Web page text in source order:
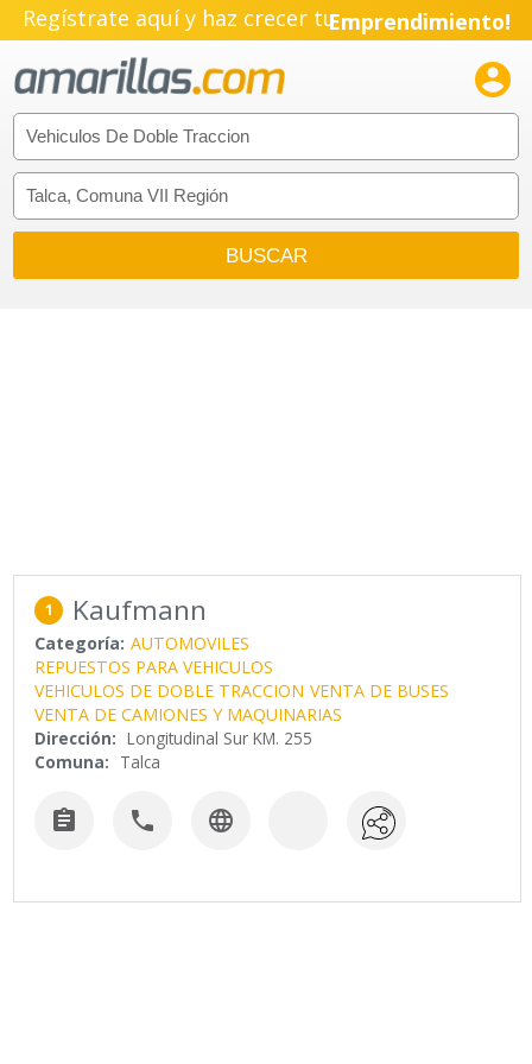
Regístrate aquí y haz crecer tuEmprendimiento!

1 Kaufmann
Categoría: AUTOMOVILES
REPUESTOS PARA VEHICULOS
VEHICULOS DE DOBLE TRACCION VENTA DE BUSES
VENTA DE CAMIONES Y MAQUINARIAS
Dirección: Longitudinal Sur KM. 255
Comuna: Talca
  